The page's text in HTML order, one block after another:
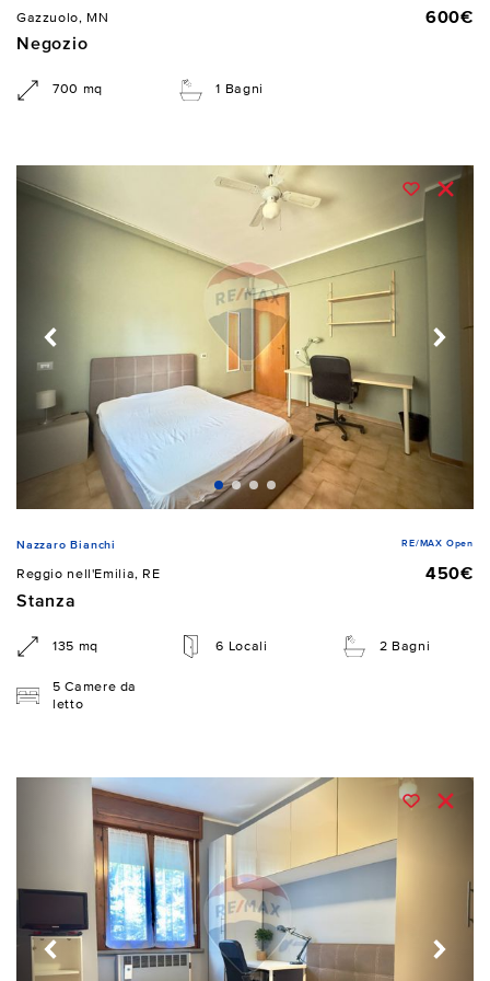
Gazzuolo, MN
600€
Negozio
700 mq 1 Bagni
Nazzaro Bianchi RE/MAX Open
Reggio nell'Emilia, RE
450€
Stanza
135 mq 6 Locali 2 Bagni
5 Camere da
letto